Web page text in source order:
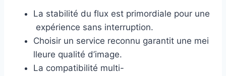
La stabilité du flux est primordiale pour une
expérience sans interruption.
Choisir un service reconnu garantit une mei
lleure qualité d’image.
La compatibilité multi-